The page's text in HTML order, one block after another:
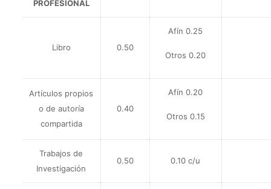
PROFESIONAL
Libro 0.50
Afín 0.25
Otros 0.20
Artículos propios
o de autoría
compartida
0.40
Afín 0.20
Otros 0.15
Trabajos de
Investigación
0.50 0.10 c/u